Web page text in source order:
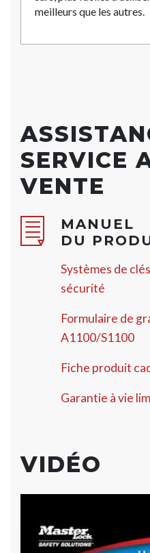
meilleurs que les autres.
SERVICE
VENTE
MANUEL
DU
Systèmes de
sécurité
Formulaire de
A1100/S1100
Fiche produit
Garantie à vie
VIDÉO